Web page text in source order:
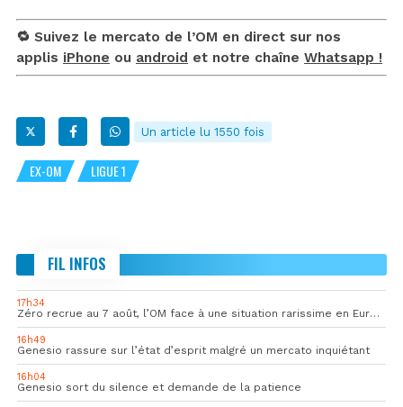
🔁 Suivez le mercato de l’OM en direct sur nos
applis iPhone ou android et notre chaîne Whatsapp !
Un article lu 1550 fois
EX-OM LIGUE 1
FIL INFOS
17h34
Zéro recrue au 7 août, l’OM face à une situation rarissime en Europe
16h49
Genesio rassure sur l’état d’esprit malgré un mercato inquiétant
16h04
Genesio sort du silence et demande de la patience